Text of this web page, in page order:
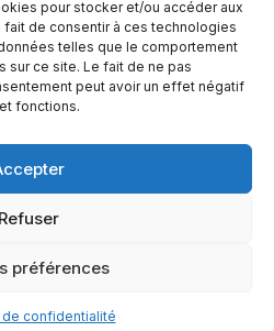
pour stocker et/ou accéder aux
de consentir à ces technologies
telles que le comportement
sur ce site. Le fait de ne pas
peut avoir un effet négatif
fonctions.
Refuser
préférences
confidentialité
UTILES
contacter
Politique de confidentialité
tous droits réservés